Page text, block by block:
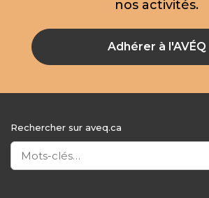
nos activités.
Adhérer à l'AVÉQ
Rechercher sur aveq.ca